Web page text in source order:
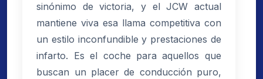
sinónimo de victoria, y el JCW actual
mantiene viva esa llama competitiva con
un estilo inconfundible y prestaciones de
infarto. Es el coche para aquellos que
buscan un placer de conducción puro,